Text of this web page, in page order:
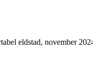
eldstad, november